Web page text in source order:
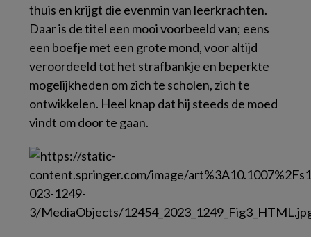
thuis en krijgt die evenmin van leerkrachten.
Daar is de titel een mooi voorbeeld van; eens
een boefje met een grote mond, voor altijd
veroordeeld tot het strafbankje en beperkte
mogelijkheden om zich te scholen, zich te
ontwikkelen. Heel knap dat hij steeds de moed
vindt om door te gaan.